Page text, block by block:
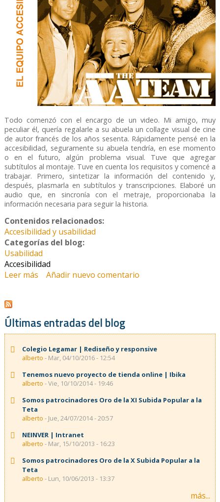
Todo comenzó con el encargo de un video. Mi amigo, muy
peculiar él, quería regalarle a su abuela un collage visual de cine
de autor francés de los años sesenta. Rápidamente pensé en la
accesibilidad, seguramente su abuela tendría, en ese momento
o en el futuro, algún problema visual. Tuve que agregar
subtítulos al montaje. Tuve en cuenta los requisitos y comencé a
trabajar. Primero, sintetizar la información del contenido y,
después, plasmarla en subtítulos y transcripciones. Elaboré un
audio que, en sincronía con el metraje, proporcionaba la
información necesaria para seguir la historia.
Contenidos relacionados:
Accesibilidad y usabilidad
Categorías del blog:
Usabilidad
Accesibilidad
Leer más sobre Acceso a la Habilidad
Añadir nuevo comentario
Últimas entradas del blog
Colegio Legamar | Rediseño y responsive
alberto - Mar, 04/10/2016 - 12:54
Tenemos nuevo proyecto de tienda online | Ibika
alberto - Vie, 10/10/2014 - 19:46
Somos patrocinadores Oro de la XI Subida Popular a la
Teta
alberto - Jue, 24/07/2014 - 20:57
NEINVER | Intranet
alberto - Mar, 15/10/2013 - 16:23
Somos patrocinadores Oro de la X Subida Popular a la
Teta
alberto - Lun, 10/06/2013 - 13:37
más...